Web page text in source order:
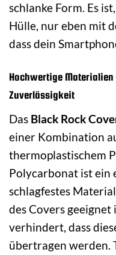
schlanke Form. Es
Hülle, nur eben mit
dass dein
Hochwertige
Zuverlässigkeit
Das Black Rock
einer Kombination
thermoplastischem
Polycarbonat ist ein
schlagfestes
des Covers
verhindert, dass
übertragen werden.